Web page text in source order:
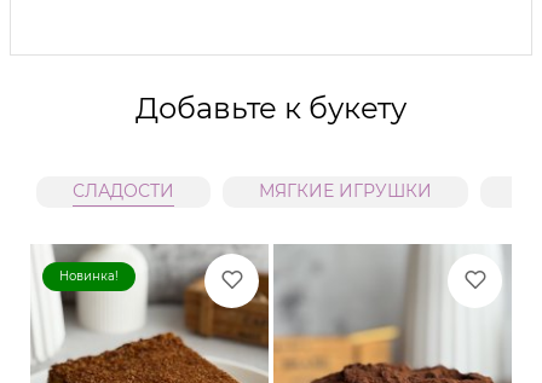
Добавьте к букету
СЛАДОСТИ МЯГКИЕ ИГРУШКИ
Новинка!